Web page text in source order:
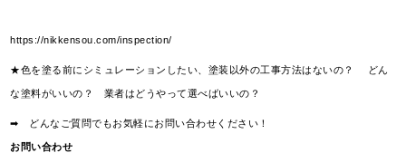
https://nikkensou.com/inspection/
★色を塗る前にシミュレーションしたい、塗装以外の工事方法はないの？ どん
な塗料がいいの？ 業者はどうやって選べばいいの？
➡ どんなご質問でもお気軽にお問い合わせください！
お問い合わせ